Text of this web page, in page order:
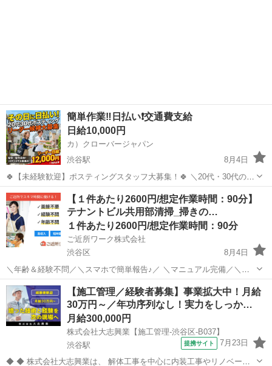
簡単作業‼️日払い❗️交通費支給
日給10,000円
カ）クローバージャパン
渋谷駅
8月4日
🍀【未経験歓迎】ポスティングスタッフ大募集！🍀 ＼20代・30代のレ
ギュラースタッフ募集中✨ ━━🔍 こんな方にピッタリ！ ・元気に歩く
のが好き ・外で体を動かす仕事がしたい ・自由シフトでプライベート
も充実させ...
東京 渋谷区 渋谷駅 軽作業 スタッフ
【１件あたり2600円/想定作業時間：90分】
テナントビル共用部清掃_掃きの…
１件あたり2600円/想定作業時間：90分
ご近所ワーク株式会社
渋谷区
8月4日
＼年齢＆経験不問／＼スマホで簡単報告♪／ ＼マニュアル完備／＼ス
キマ時間のお小遣い稼ぎにぴったり／ ※業務委託なので履歴書不要で
す。 テナントビル共用部清掃_掃きのみ・トイレ清掃_90分のお仕事で
す♪ テナントビルの共用...
東京 渋谷区 その他
【施工管理／経験者募集】事業拡大中！月給
30万円～／年功序列なし！実力をしっか…
月給300,000円
株式会社大志興業【施工管理-渋谷区-B037】
渋谷駅
提携サイト 7月23日
◆ ◆ 株式会社大志興業は、 解体工事を中心に内装工事やリノベーシ